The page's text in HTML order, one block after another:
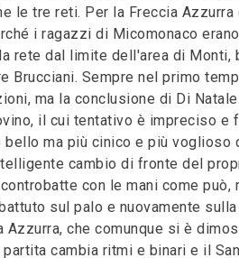
le tre reti. Per la Freccia
i ragazzi di Micomonaco
rete dal limite dell'area di Monti,
Sempre nel primo
ma la conclusione di Di
il cui tentativo è impreciso
bello ma più cinico e più
cambio di fronte del
con le mani come
sul palo e nuovamente
che comunque si è
cambia ritmi e binari e il